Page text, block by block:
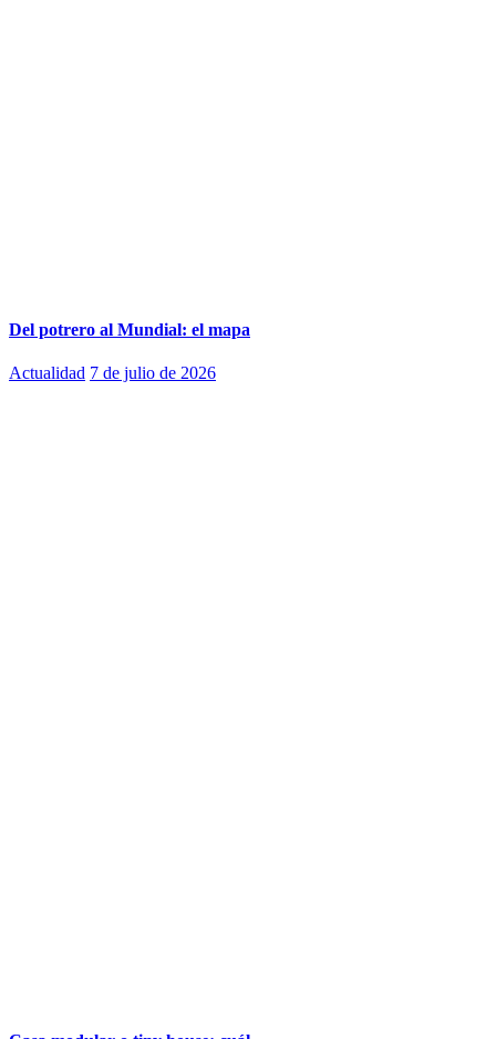
Del potrero al Mundial: el mapa
Actualidad 7 de julio de 2026